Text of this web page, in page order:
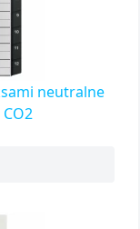
neutralne